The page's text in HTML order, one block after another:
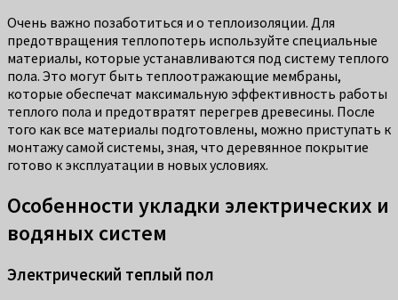
Очень важно позаботиться и о теплоизоляции. Для
предотвращения теплопотерь используйте специальные
материалы, которые устанавливаются под систему теплого
пола. Это могут быть теплоотражающие мембраны,
которые обеспечат максимальную эффективность работы
теплого пола и предотвратят перегрев древесины. После
того как все материалы подготовлены, можно приступать к
монтажу самой системы, зная, что деревянное покрытие
готово к эксплуатации в новых условиях.
Особенности укладки электрических и
водяных систем
Электрический теплый пол